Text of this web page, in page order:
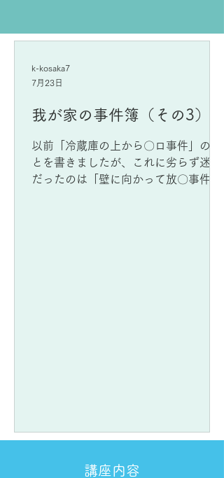
我が家の事件簿（その3）
以前「冷蔵庫の上から〇ロ事件」のこ
とを書きましたが、これに劣らず迷惑
だったのは「壁に向かって放〇事件」
た音が、どうもいつもと違うのです。
的中していました。 しかも、どう考
k-kosaka7
7月23日
講座内容